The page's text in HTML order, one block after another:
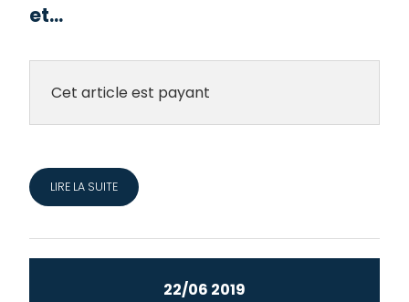
et...
Cet article est payant
LIRE LA SUITE
22/06 2019